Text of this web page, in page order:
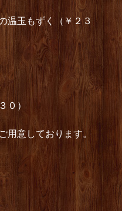
温玉もずく（￥２３
０）
用意しております。